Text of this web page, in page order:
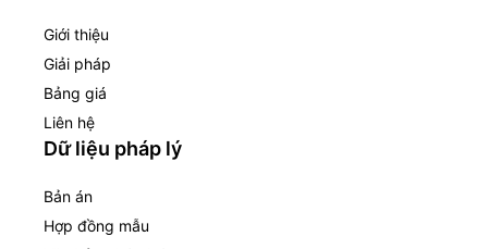
Giới thiệu
Giải pháp
Bảng giá
Liên hệ
Dữ liệu pháp lý
Bản án
Hợp đồng mẫu